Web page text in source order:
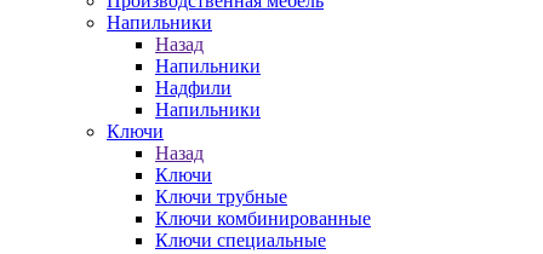
Напильники
Назад
Напильники
Надфили
Напильники
Ключи
Назад
Ключи
Ключи трубные
Ключи комбинированные
Ключи специальные